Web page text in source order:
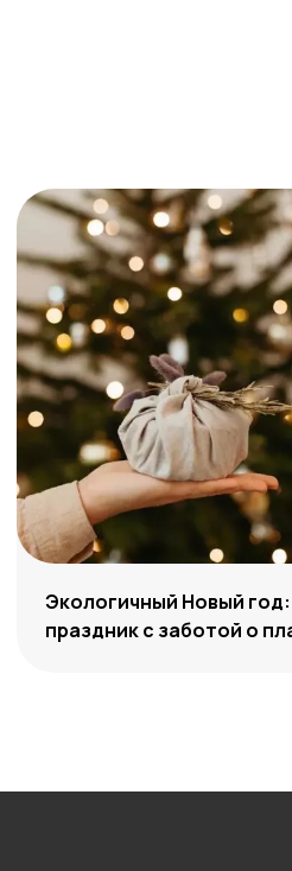
Экологичный Новый год:
праздник с заботой о